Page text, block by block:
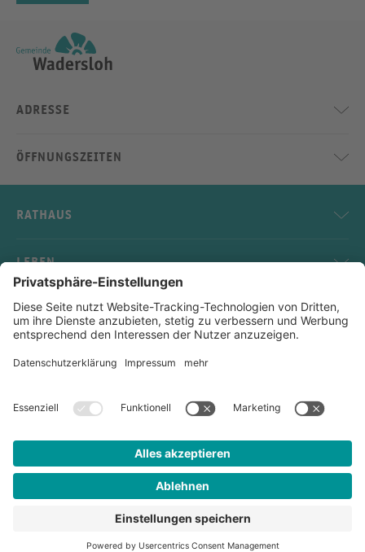
ADRESSE
ÖFFNUNGSZEITEN
RATHAUS
LEBEN
SERVICE
KONTAKT